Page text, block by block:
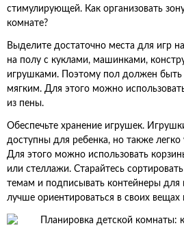
стимулирующей. Как организовать
комнате?
Выделите достаточно места для игр
на полу с куклами, машинками,
игрушками. Поэтому пол должен
мягким. Для этого можно
из пены.
Обеспечьте хранение игрушек.
доступны для ребенка, но также легко
Для этого можно использовать
или стеллажи. Старайтесь
темам и подписывать контейнеры для
лучше ориентироваться в своих вещах